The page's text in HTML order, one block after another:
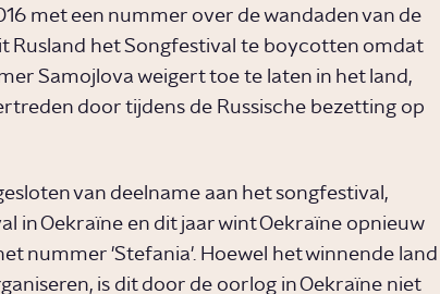
met een nummer over de wandaden van de
Rusland het Songfestival te boycotten omdat
Samojlova weigert toe te laten in het land,
door tijdens de Russische bezetting op
van deelname aan het songfestival,
in Oekraïne en dit jaar wint Oekraïne opnieuw
nummer 'Stefania'. Hoewel het winnende land
is dit door de oorlog in Oekraïne niet